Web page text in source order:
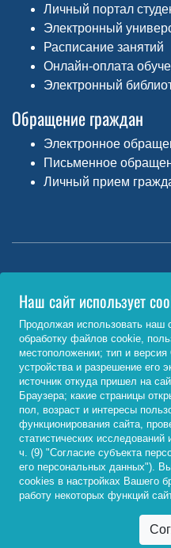
Личный портал
Электронный
Расписание занятий
Онлайн-оплата
Электронный
Обращение граждан
Электронное
Письменное
Личный прием
Министерство науки и
http://
Министерство
https://edu.gov.ru/
Федеральный портал
http://www.edu.ru/
© 2026, ФГБОУ ВО
Наш сайт использует
Продолжая использовать наш
обработку файлов cookie,
местоположении; тип и
устройства и разрешение его
источник откуда пришел на
Браузера; какие страницы
пол, возраст и интересы
функционирования сайта,
статистических
ч. (9) "Согласие субъекта
его персональных данных").
cookies в настройках Вашего
работу некоторых функций